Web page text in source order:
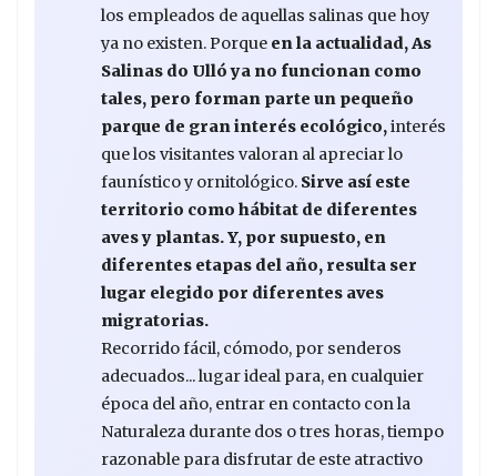
los empleados de aquellas salinas que hoy
ya no existen. Porque en la actualidad, As
Salinas do Ulló ya no funcionan como
tales, pero forman parte un pequeño
parque de gran interés ecológico,interés
que los visitantes valoran al apreciar lo
faunístico y ornitológico. Sirve así este
territorio como hábitat de diferentes
aves y plantas. Y, por supuesto, en
diferentes etapas del año, resulta ser
lugar elegido por diferentes aves
migratorias.
Recorrido fácil, cómodo, por senderos
adecuados... lugar ideal para, en cualquier
época del año, entrar en contacto con la
Naturaleza durante dos o tres horas, tiempo
razonable para disfrutar de este atractivo